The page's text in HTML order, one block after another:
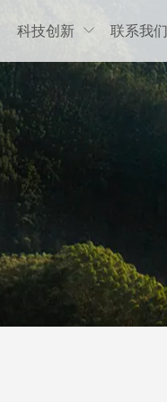
科技创新  联系我们